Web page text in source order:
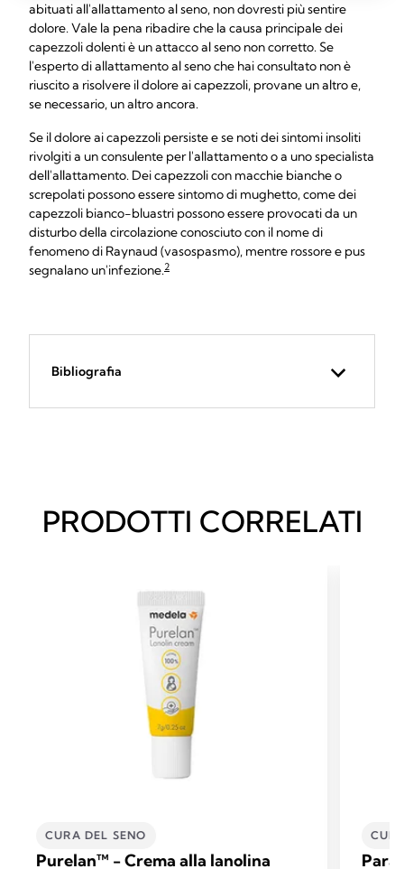
abituati all'allattamento al seno, non dovresti più sentire
dolore. Vale la pena ribadire che la causa principale dei
capezzoli dolenti è un attacco al seno non corretto. Se
l'esperto di allattamento al seno che hai consultato non è
riuscito a risolvere il dolore ai capezzoli, provane un altro e,
se necessario, un altro ancora.
Se il dolore ai capezzoli persiste e se noti dei sintomi insoliti
rivolgiti a un consulente per l'allattamento o a uno specialista
dell'allattamento. Dei capezzoli con macchie bianche o
screpolati possono essere sintomo di mughetto, come dei
capezzoli bianco-bluastri possono essere provocati da un
disturbo della circolazione conosciuto con il nome di
fenomeno di Raynaud (vasospasmo), mentre rossore e pus
segnalano un'infezione.2
Bibliografia
PRODOTTI CORRELATI
CURA DEL SENO
Purelan™ - Crema alla lanolina